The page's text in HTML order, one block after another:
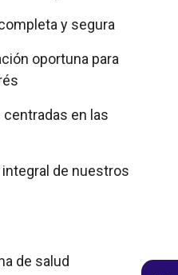
y segura
oportuna para
en las
de nuestros
de salud